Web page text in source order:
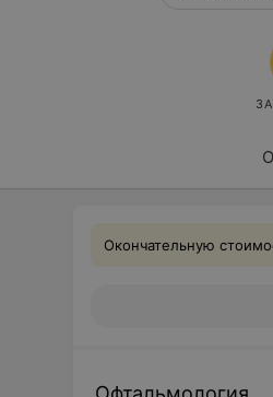
Окончательную